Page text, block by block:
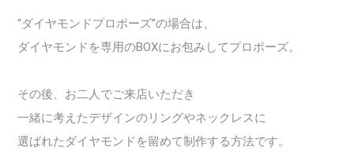
“ダイヤモンドプロポーズ”の場合は、
ダイヤモンドを専用のBOXにお包みしてプロポーズ。
その後、お二人でご来店いただき
一緒に考えたデザインのリングやネックレスに
選ばれたダイヤモンドを留めて制作する方法です。